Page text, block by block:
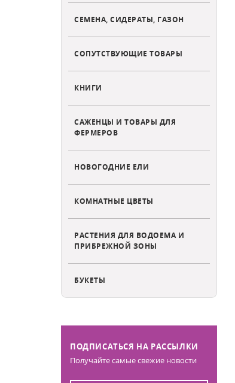
СЕМЕНА, СИДЕРАТЫ, ГАЗОН
СОПУТСТВУЮЩИЕ ТОВАРЫ
КНИГИ
САЖЕНЦЫ И ТОВАРЫ ДЛЯ
ФЕРМЕРОВ
НОВОГОДНИЕ ЕЛИ
КОМНАТНЫЕ ЦВЕТЫ
РАСТЕНИЯ ДЛЯ ВОДОЕМА И
ПРИБРЕЖНОЙ ЗОНЫ
БУКЕТЫ
ПОДПИСАТЬСЯ НА РАССЫЛКИ
Получайте самые свежие новости
ХИТ ПРОДАЖ
Роза чайно-гибридная Дабл
Делайт Rose hybrid tea Double
Роза Дабл делайт окс весна, горшок в